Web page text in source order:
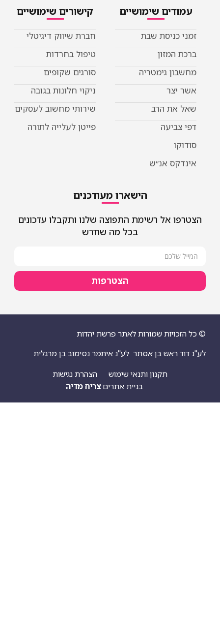
עמודים שימושיים
זמני כניסת שבת
ברכת המזון
מחשבון גימטריה
אשר יצר
שאל את הרב
דפי צביעה
סודוקו
אינדקס אנ״ש
קישורים שימושיים
חברת שיווק דיגיטלי
טיפול בחרדות
סורגים שקופים
ניקוי חלונות בגובה
שירותי מחשוב לעסקים
פייטן לעלייה לתורה
הישארו מעודכנים
הצטרפו אל רשימת התפוצה שלנו ותקבלו עדכונים
בכל מה שחדש
הצטרפות
© כל הזכויות שמורות לאתר פרשת יהדות
לע"נ דוד ראש בן אסתר לע"נ איתמר נסימוב בן מרגלית
תקנון ותנאי שימוש
הצהרת נגישות
בניית אתריםצריח מדיה